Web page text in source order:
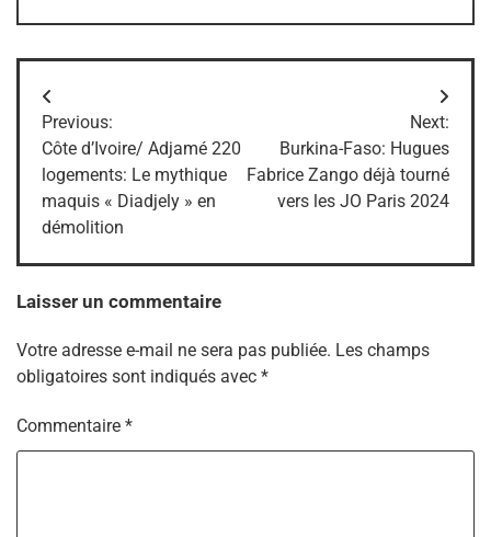
Navigation
de
l’article
Previous:
Côte d’Ivoire/ Adjamé 220
logements: Le mythique
maquis « Diadjely » en
démolition
Next:
Burkina-Faso: Hugues
Fabrice Zango déjà tourné
vers les JO Paris 2024
Laisser un commentaire
Votre adresse e-mail ne sera pas publiée. Les champs
obligatoires sont indiqués avec *
Commentaire *